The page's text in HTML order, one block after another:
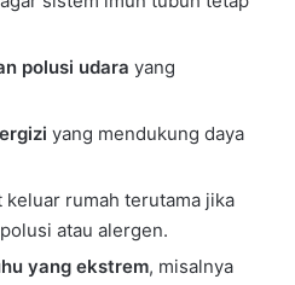
polusi udara yang
yang mendukung daya
keluar rumah terutama jika
atau alergen.
yang ekstrem, misalnya